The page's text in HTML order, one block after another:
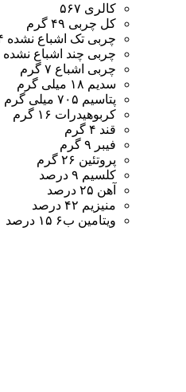
کالری ۵۶۷
کل چربی ۴۹ گرم
چربی تک اشباع نشده ۲۴ گرم
چربی چند اشباع نشده ۱۶ گرم
چربی اشباع ۷ گرم
سدیم ۱۸ میلی گرم
پتاسیم ۷۰۵ میلی گرم
کربوهیدرات ۱۶ گرم
قند ۴ گرم
فیبر ۹ گرم
پروتئین ۲۶ گرم
کلسیم ۹ درصد
آهن ۲۵ درصد
منیزیم ۴۲ درصد
ویتامین ب۶ ۱۵ درصد